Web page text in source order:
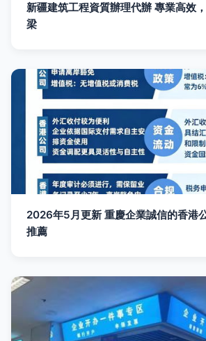
新疆建筑工程資質辦理代辦 專業高效
梁
2026年5月更新 重慶企業誠信的香港
推薦